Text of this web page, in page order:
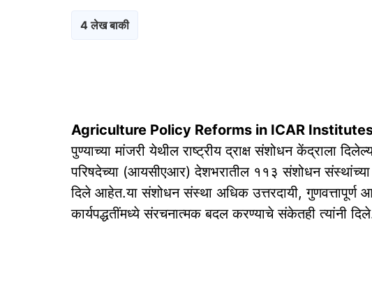
4 लेख बाकी
Agriculture Policy Reforms in ICAR
पुण्याच्या मांजरी येथील राष्ट्रीय द्राक्ष संशोधन केंद्राला
परिषदेच्या (आयसीएआर) देशभरातील ११३ संशोधन संस्थांच्या
दिले आहेत.या संशोधन संस्था अधिक उत्तरदायी, गुणवत्तापूर्ण
कार्यपद्धतींमध्ये संरचनात्मक बदल करण्याचे संकेतही त्यांनी